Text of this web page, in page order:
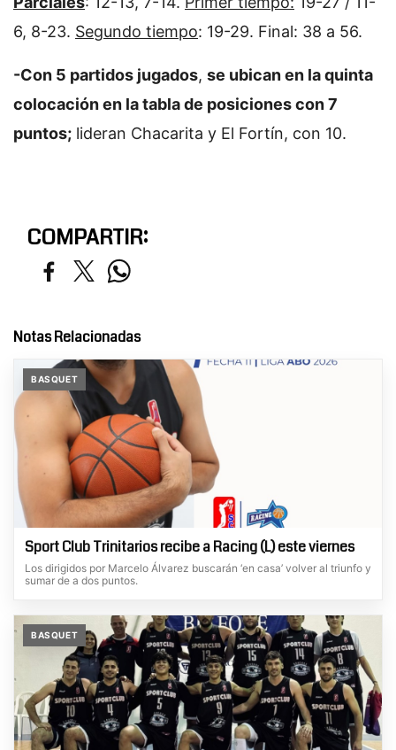
6, 8-23. Segundo tiempo: 19-29. Final: 38 a 56.
-Con 5 partidos jugados, se ubican en la quinta
colocación en la tabla de posiciones con 7
puntos; lideran Chacarita y El Fortín, con 10.
COMPARTIR:
Notas Relacionadas
BASQUET
Sport Club Trinitarios recibe a Racing (L) este viernes
Los dirigidos por Marcelo Álvarez buscarán ‘en casa’ volver al triunfo y
sumar de a dos puntos.
BASQUET